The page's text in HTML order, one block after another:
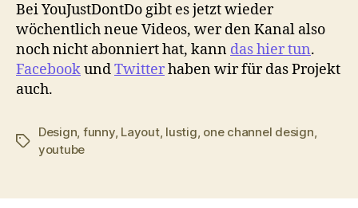
Bei YouJustDontDo gibt es jetzt wieder
wöchentlich neue Videos, wer den Kanal also
noch nicht abonniert hat, kann das hier tun.
FacebookundTwitterhaben wir für das Projekt
auch.
Schlagwörter
Design, funny, Layout, lustig, one channel design,
youtube